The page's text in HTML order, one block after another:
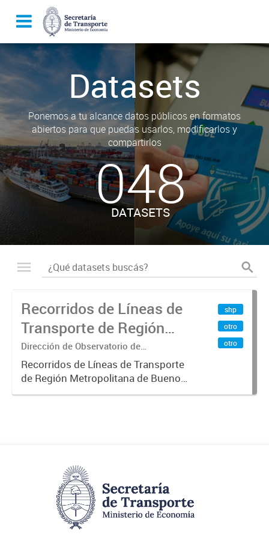
Datasets
Ponemos a tu alcance datos públicos en formatos
abiertos para que puedas usarlos, modificarlos y
compartirlos
048
DATASETS
Recorridos de Líneas de
Transporte de Región
Metropolitana de
Buenos Aires (RMBA)
Dirección de Observatorio de
Transporte, Estudio y Sistemas
Recorridos de Líneas de Transporte
de Región Metropolitana de Buenos
Aires (RMBA).-
shp
otro
otro